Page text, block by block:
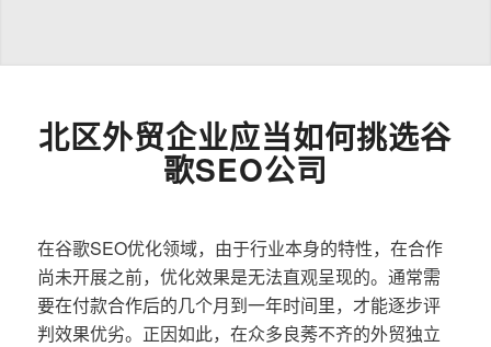
北区外贸企业应当如何挑选谷
歌SEO公司
在谷歌SEO优化领域，由于行业本身的特性，在合作
尚未开展之前，优化效果是无法直观呈现的。通常需
要在付款合作后的几个月到一年时间里，才能逐步评
判效果优劣。正因如此，在众多良莠不齐的外贸独立